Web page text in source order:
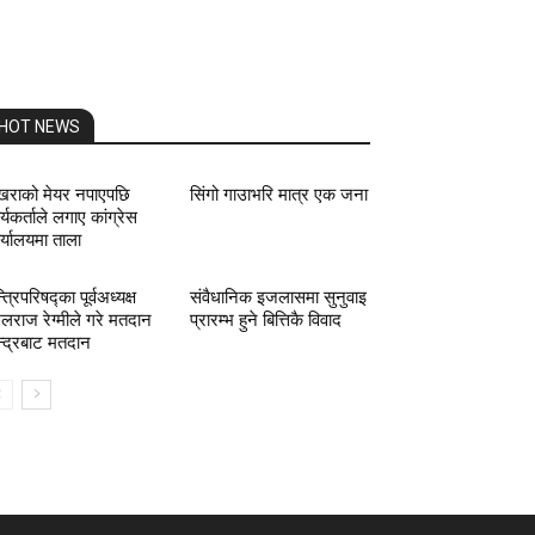
HOT NEWS
मेयर नपाएपछि
लगाए कांग्रेस
ताला
सिंगो गाउाभरि मात्र एक जना
पूर्वअध्यक्ष
रेग्मीले गरे मतदान
मतदान
संवैधानिक इजलासमा सुनुवाइ
प्रारम्भ हुने बित्तिकै विवाद